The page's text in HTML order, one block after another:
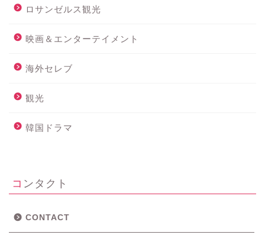
ロサンゼルス観光
映画＆エンターテイメント
海外セレブ
観光
韓国ドラマ
コンタクト
CONTACT